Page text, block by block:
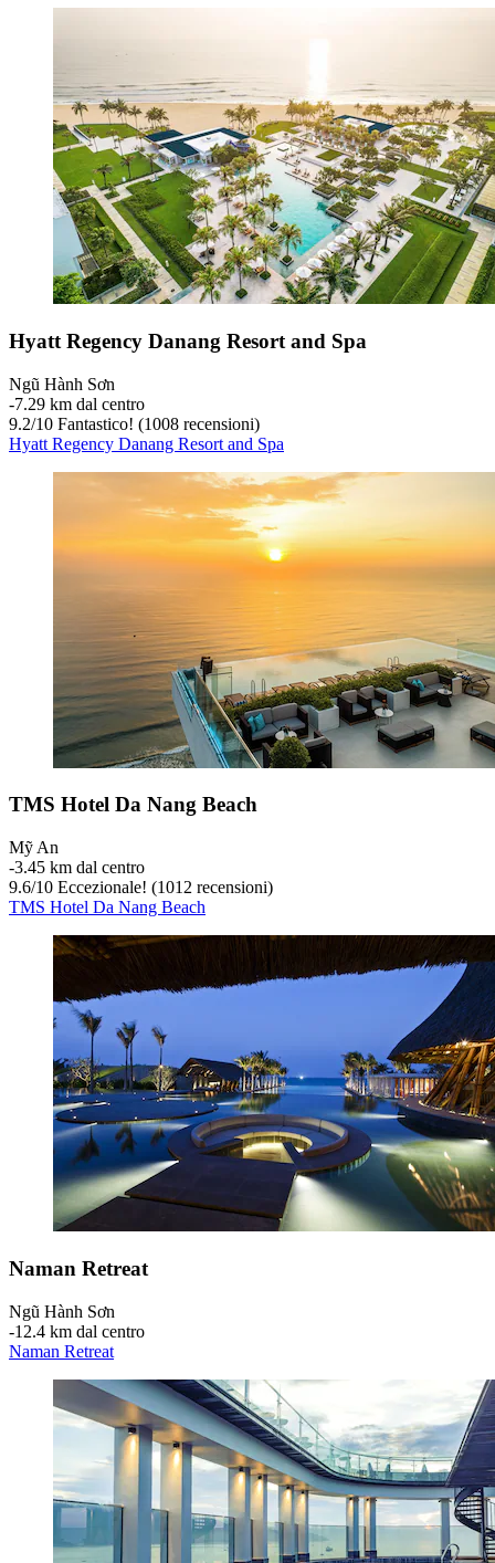
Hyatt Regency Danang Resort and Spa
Ngũ Hành Sơn
‐7.29 km dal centro
9.2/10 Fantastico! (1008 recensioni)
Hyatt Regency Danang Resort and Spa
TMS Hotel Da Nang Beach
Mỹ An
‐3.45 km dal centro
9.6/10 Eccezionale! (1012 recensioni)
TMS Hotel Da Nang Beach
Naman Retreat
Ngũ Hành Sơn
‐12.4 km dal centro
Naman Retreat